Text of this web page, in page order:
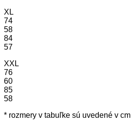
XL
74
58
84
57
XXL
76
60
85
58
* rozmery v tabuľke sú uvedené v cm